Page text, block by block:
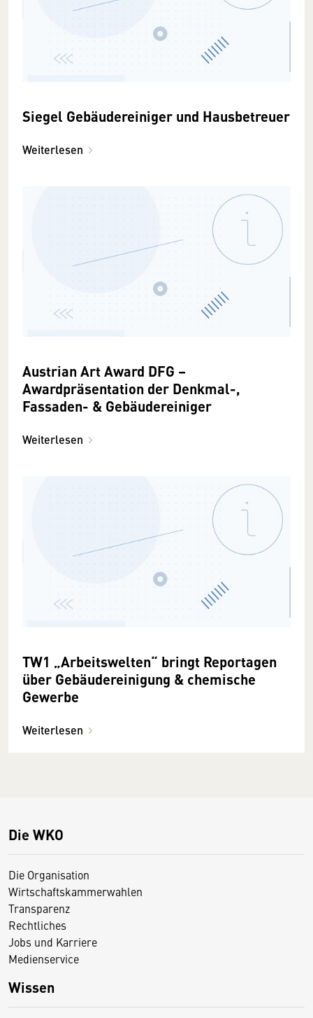
Siegel Gebäudereiniger und Hausbetreuer
Weiterlesen
Austrian Art Award DFG –
Awardpräsentation der Denkmal-,
Fassaden- & Gebäudereiniger
Weiterlesen
TW1 „Arbeitswelten“ bringt Reportagen
über Gebäudereinigung & chemische
Gewerbe
Weiterlesen
Die WKO
Die Organisation
Wirtschaftskammerwahlen
Transparenz
Rechtliches
Jobs und Karriere
Medienservice
Wissen